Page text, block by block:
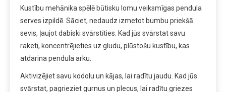
Kustību mehānika spēlē būtisku lomu veiksmīgas pendula
serves izpildē. Sāciet, nedaudz izmetot bumbu priekšā
sevis, ļaujot dabiski svārstīties. Kad jūs svārstat savu
raketi, koncentrējieties uz gludu, plūstošu kustību, kas
atdarina pendula arku.
Aktivizējiet savu kodolu un kājas, lai radītu jaudu. Kad jūs
svārstat, pagrieziet gurnus un plecus, lai radītu griezes